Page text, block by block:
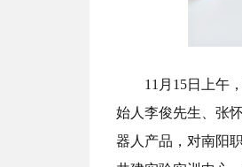
11月15日上午
始人李俊先生、张
器人产品，对南阳